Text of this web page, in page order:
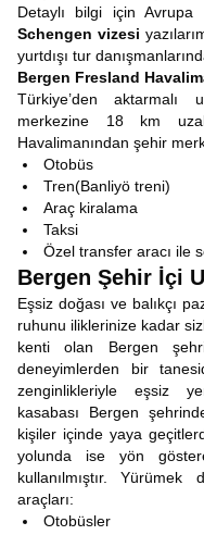
Detaylı bilgi için Avrupa
Schengen vizesi
yurtdışı tur
Bergen Fresland
Türkiye’den aktarmalı
merkezine 18 km
Havalimanından şehir
Otobüs
Tren(Banliyö treni)
Araç kiralama
Taksi
Özel transfer aracı ile
Bergen Şehir İçi
Eşsiz doğası ve balıkçı
ruhunu iliklerinize kadar
kenti olan Bergen
deneyimlerden bir
zenginlikleriyle eşsiz
kasabası Bergen
kişiler içinde yaya
yolunda ise yön
kullanılmıştır. Yürümek
araçları:
Otobüsler